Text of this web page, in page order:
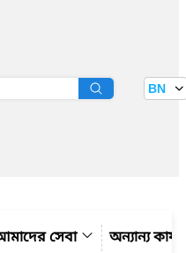
BN
সেবা অন্যান্য